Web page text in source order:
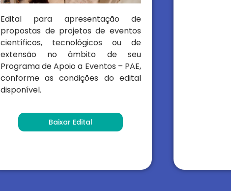
Edital para apresentação de
propostas de projetos de eventos
científicos, tecnológicos ou de
extensão no âmbito de seu
Programa de Apoio a Eventos – PAE,
conforme as condições do edital
disponível.
Baixar Edital